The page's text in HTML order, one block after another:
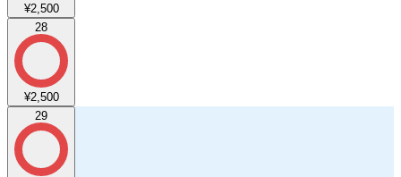
¥2,500
28
¥2,500
29